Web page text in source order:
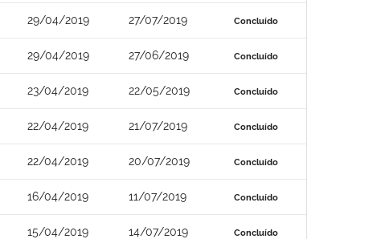
29/04/2019 27/07/2019 Concluído
29/04/2019 27/06/2019 Concluído
23/04/2019 22/05/2019 Concluído
22/04/2019 21/07/2019 Concluído
22/04/2019 20/07/2019 Concluído
16/04/2019 11/07/2019 Concluído
15/04/2019 14/07/2019 Concluído